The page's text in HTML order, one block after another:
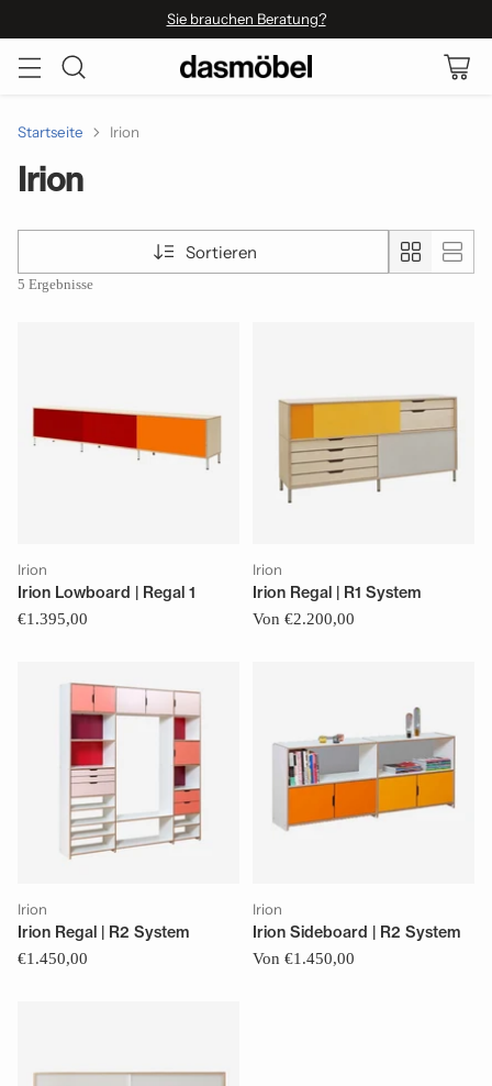
Sie brauchen Beratung?
Startseite Irion
Irion
Sortieren
5 Ergebnisse
Irion
Irion Lowboard | Regal 1
€1.395,00
Irion
Irion Regal | R1 System
Von €2.200,00
Irion
Irion Regal | R2 System
€1.450,00
Irion
Irion Sideboard | R2 System
Von €1.450,00